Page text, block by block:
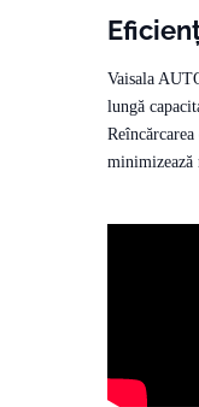
Vaisala
lungă
minimizează